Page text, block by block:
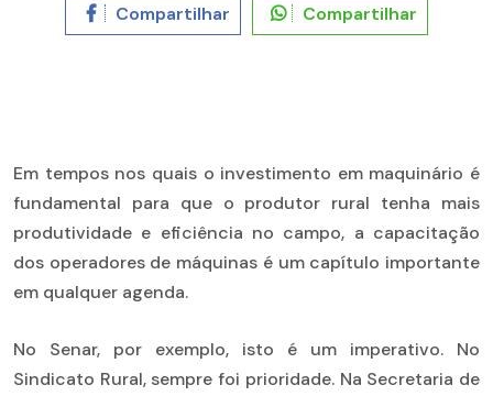
Compartilhar Compartilhar
Em tempos nos quais o investimento em maquinário é
fundamental para que o produtor rural tenha mais
produtividade e eficiência no campo, a capacitação
dos operadores de máquinas é um capítulo importante
em qualquer agenda.
No Senar, por exemplo, isto é um imperativo. No
Sindicato Rural, sempre foi prioridade. Na Secretaria de